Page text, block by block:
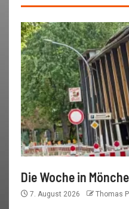
Die Woche in
7. August 2026 Thomas